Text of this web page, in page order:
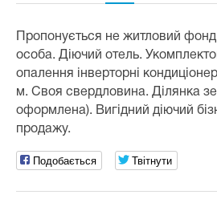
Пропонується не житловий
особа. Діючий отель.
опалення інверторні
м. Своя свердловина. Ділянка
оформлена). Вигідний діючий
продажу.
Подобається Твітнути